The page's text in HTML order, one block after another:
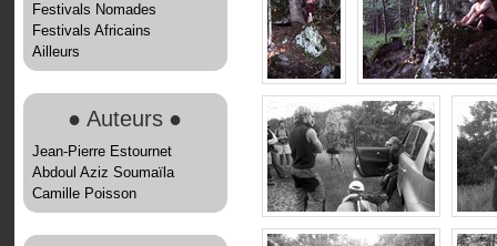
Festivals Nomades
Festivals Africains
Ailleurs
● Auteurs ●
Jean-Pierre Estournet
Abdoul Aziz Soumaïla
Camille Poisson